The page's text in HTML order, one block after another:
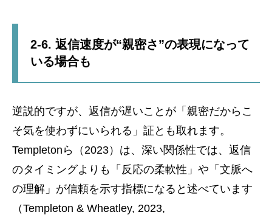
2-6. 返信速度が“親密さ”の表現になって
いる場合も
逆説的ですが、返信が遅いことが「親密だからこ
そ気を使わずにいられる」証とも取れます。
Templetonら（2023）は、深い関係性では、返信
のタイミングよりも「反応の柔軟性」や「文脈へ
の理解」が信頼を示す指標になると述べています
（Templeton & Wheatley, 2023,